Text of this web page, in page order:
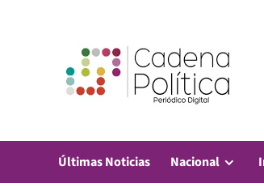
Últimas Noticias Nacional